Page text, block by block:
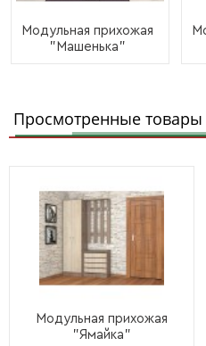
Модульная прихожая
"Машенька"
Просмотренные товары
Модульная прихожая
"Ямайка"